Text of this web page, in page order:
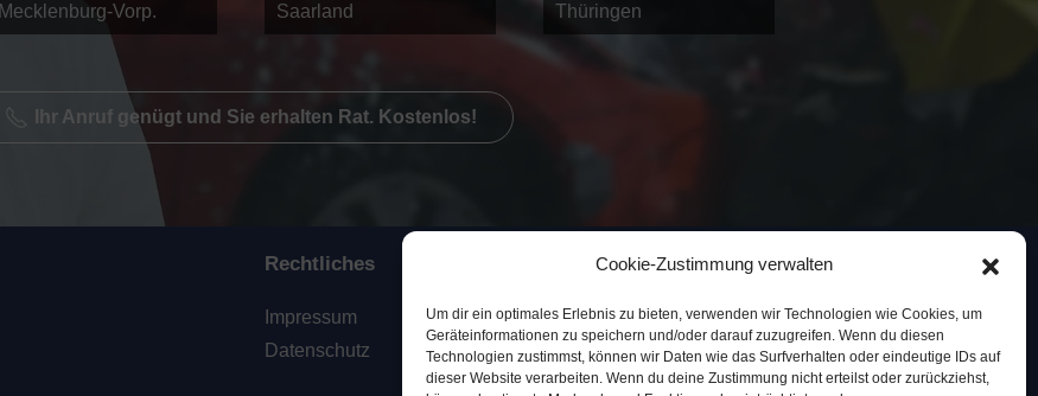
Cookie-Zustimmung verwalten
Um dir ein optimales Erlebnis zu bieten, verwenden wir Technologien wie Cookies, um
Geräteinformationen zu speichern und/oder darauf zuzugreifen. Wenn du diesen
Technologien zustimmst, können wir Daten wie das Surfverhalten oder eindeutige IDs auf
dieser Website verarbeiten. Wenn du deine Zustimmung nicht erteilst oder zurückziehst,
Mecklenburg-Vorp. Saarland Thüringen
Ihr Anruf genügt und Sie erhalten Rat. Kostenlos!
Rechtliches
Impressum
Datenschutz
WEBDESIGN & SEO : GEORGE